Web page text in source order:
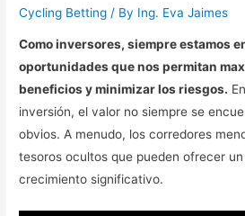
Cycling Betting / By Ing. Eva Jaimes
Como inversores, siempre estamos
oportunidades que nos permitan
beneficios y minimizar los riesgos.
inversión, el valor no siempre se
obvios. A menudo, los corredores
tesoros ocultos que pueden ofrecer
crecimiento significativo.